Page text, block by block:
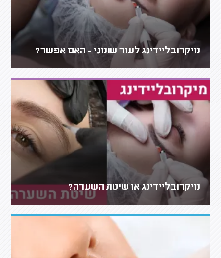
מיקרובליידינג לעור שומני - האם אפשר?
מיקרובליידינג או שיטת השערה?